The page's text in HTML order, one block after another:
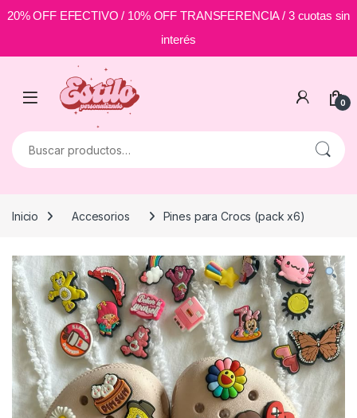
20% OFF EFECTIVO / 10% OFF TRANSFERENCIA / 3 cuotas sin
interés
Skip to navigation
0
Buscar por:
Inicio Accesorios Pines para Crocs (pack x6)